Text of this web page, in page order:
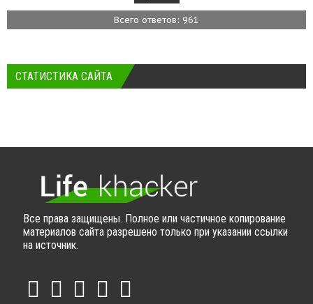
Всего ответов: 961
СТАТИСТИКА САЙТА
Все права защищены. Полное или частичное копирование
материалов сайта разрешено только при указании ссылки
на источник.